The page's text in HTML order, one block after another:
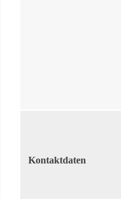
Kontaktdaten